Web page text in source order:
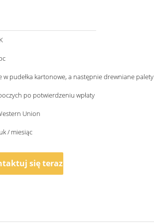
w pudełka kartonowe, a następnie drewniane palety
po potwierdzeniu wpłaty
Union
/ miesiąc
się teraz